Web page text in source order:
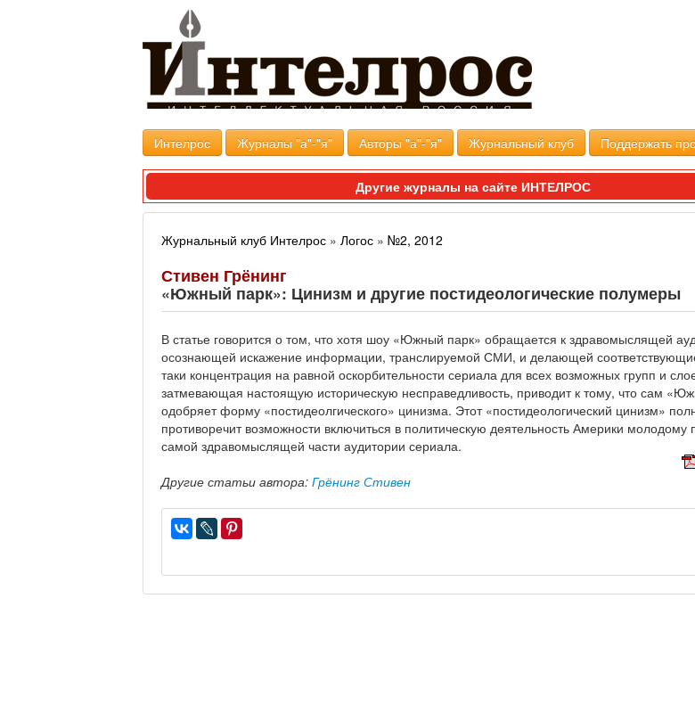
Интелрос Журналы "а"-"я" Авторы "а"-"я" Журнальный клуб Поддержать
Другие журналы на сайте ИНТЕЛРОС
Журнальный клуб Интелрос » Логос » №2, 2012
Стивен Грёнинг
«Южный парк»: Цинизм и другие постидеологические полумеры
В статье говорится о том, что хотя шоу «Южный парк» обращается к здравомыслящей
осознающей искажение информации, транслируемой СМИ, и делающей
таки концентрация на равной оскорбительности сериала для всех возможных групп и
затмевающая настоящую историческую несправедливость, приводит к тому, что сам
одобряет форму «постидеолгического» цинизма. Этот «постидеологический цинизм»
противоречит возможности включиться в политическую деятельность Америки молодому
самой здравомыслящей части аудитории сериала.
Другие статьи автора: Грёнинг Стивен